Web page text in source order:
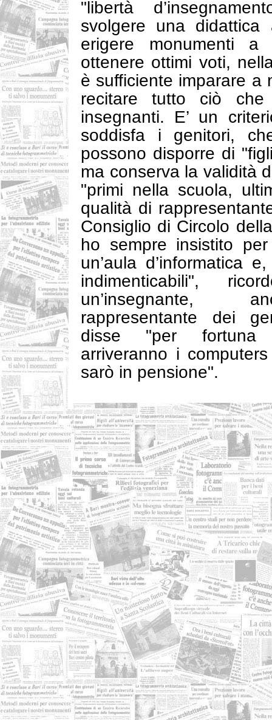
"libertà
svolgere una didattica
erigere monumenti
ottenere ottimi voti,
è sufficiente imparare a
recitare tutto ciò che
insegnanti. E’ un
soddisfa i genitori,
possono disporre di
ma conserva la validità
"primi nella scuola,
qualità di
Consiglio di Circolo
ho sempre insistito
un’aula d’informatica
indimenticabili",
un’insegnante,
rappresentante dei
disse "per fortuna
arriveranno i
sarò in pensione".